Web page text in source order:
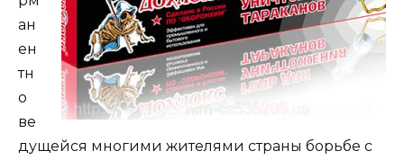
ан
ен
тн
о
ве
дущейся многими жителями страны борьбе с